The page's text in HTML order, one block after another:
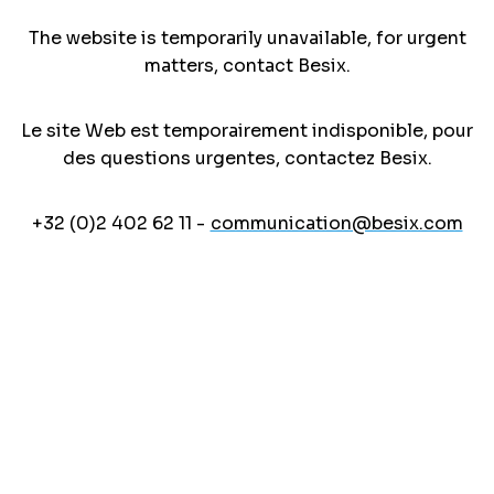
The website is temporarily unavailable, for urgent
matters, contact Besix.
Le site Web est temporairement indisponible, pour
des questions urgentes, contactez Besix.
+32 (0)2 402 62 11 - communication@besix.com